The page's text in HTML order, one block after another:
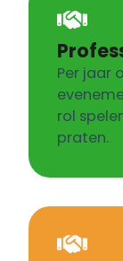
Per jaar
rol
praten.